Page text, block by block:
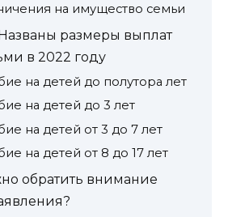
на имущество семьи
размеры выплат
в 2022 году
на детей до полутора лет
на детей до 3 лет
на детей от 3 до 7 лет
на детей от 8 до 17 лет
обратить внимание